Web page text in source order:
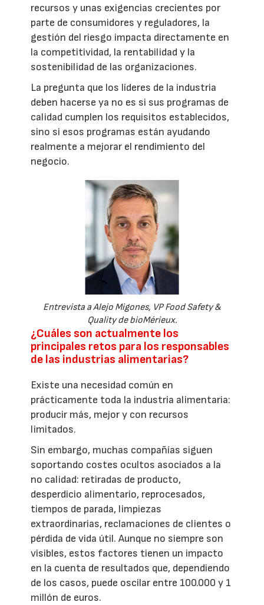
recursos y unas exigencias crecientes por
parte de consumidores y reguladores, la
gestión del riesgo impacta directamente en
la competitividad, la rentabilidad y la
sostenibilidad de las organizaciones.
La pregunta que los líderes de la industria
deben hacerse ya no es si sus programas de
calidad cumplen los requisitos establecidos,
sino si esos programas están ayudando
realmente a mejorar el rendimiento del
negocio.
Entrevista a Alejo Migones, VP Food Safety &
Quality de bioMérieux.
¿Cuáles son actualmente los
principales retos para los responsables
de las industrias alimentarias?
Existe una necesidad común en
prácticamente toda la industria alimentaria:
producir más, mejor y con recursos
limitados.
Sin embargo, muchas compañías siguen
soportando costes ocultos asociados a la
no calidad: retiradas de producto,
desperdicio alimentario, reprocesados,
tiempos de parada, limpiezas
extraordinarias, reclamaciones de clientes o
pérdida de vida útil. Aunque no siempre son
visibles, estos factores tienen un impacto
en la cuenta de resultados que, dependiendo
de los casos, puede oscilar entre 100.000 y 1
millón de euros.